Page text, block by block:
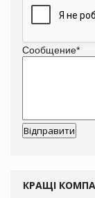
Сообщение*
КРАЩІ